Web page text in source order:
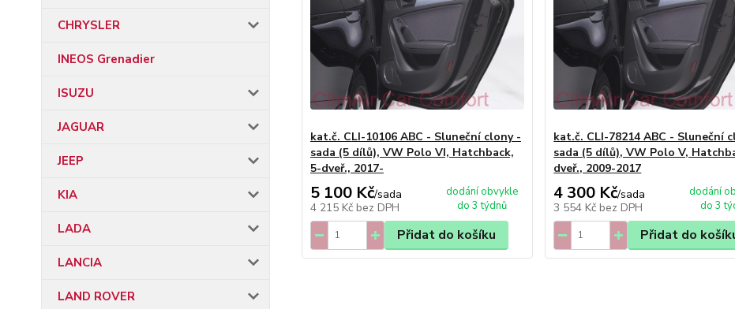
CHRYSLER
INEOS Grenadier
ISUZU
JAGUAR
JEEP
KIA
LADA
LANCIA
LAND ROVER
kat.č. CLI-10106 ABC - Sluneční clony -
sada (5 dílů), VW Polo VI, Hatchback,
5-dveř., 2017-
5 100 Kč/sada
4 215 Kč bez DPH
dodání obvykle
do 3 týdnů
Přidat do košíku
kat.č. CLI-78214 ABC - Sluneční
sada (5 dílů), VW Polo V,
dveř., 2009-2017
4 300 Kč/sada
3 554 Kč bez DPH
dodání
do 3
Přidat do